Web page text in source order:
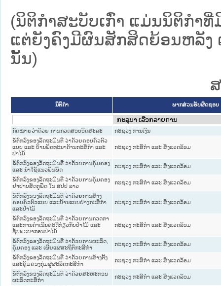
(ນິຕິກໍາສະບັບເກົ່າ ແມ່ນນິຕິກໍາ
ແຕ່ຍັງຄົງມີຜົນສັກສິດຍ້ອນຫລັງ
ນັ້ນ)
ນິຕິກໍາ ພາກສ່ວນຮັບຜິດຊອບ
ກົດໝາຍວ່າດ້ວຍ ການກວດສອບອິດສະລະ
ກະຊວງ ການເງິນ
ຂໍ້ຕົກລົງຂອງລັດຖະມົນຕີ ວ່າດ້ວຍຄອບຄົວຕົວ
ແບບ ແລະ ບ້ານພັດທະນາດ້ານກະສິກໍາ ແລະ
ປ່າໄມ້
ກະຊວງ ກະສິກຳ ແລະ ສິ່ງແວດລ້ອມ
ຂໍ້ຕົກລົງຂອງລັດຖະມົນຕີ ວ່າດ້ວຍການຄຸ້ມຄອງ
ແລະ ນໍາໃຊ້ແນວພັນພືດ
ກະຊວງ ກະສິກຳ ແລະ ສິ່ງແວດລ້ອມ
ຂໍ້ຕົກລົງຂອງລັດຖະມົນຕີ ວ່າດ້ວຍການຄຸ້ມຄອງ
ຢາປາບສັດຕູພືດ ໃນ ສປປ ລາວ
ກະຊວງ ກະສິກຳ ແລະ ສິ່ງແວດລ້ອມ
ຂໍ້ຕົກລົງຂອງລັດຖະມົນຕີ ວ່າດ້ວຍການສ້າງ
ຄອບຄົວຕົວແບບ ແລະບ້ານແບບຢ່າງກະສິກໍາ
ແລະປ່າໄມ້
ກະຊວງ ກະສິກຳ ແລະ ສິ່ງແວດລ້ອມ
ຂໍ້ຕົກລົງຂອງລັດຖະມົນຕີ ວ່າດ້ວຍການກວດກາ
ແລະການດໍາເນີນຄະດີກ່ຽວກັບປ່າໄມ້ ແລະ
ຊັບພະຍາກອນປ່າໄມ້
ກະຊວງ ກະສິກຳ ແລະ ສິ່ງແວດລ້ອມ
ຂໍ້ຕົກລົງຂອງລັດຖະມົນຕີ ວ່າດ້ວຍການຜະລິດ,
ຄຸ້ມຄອງ ແລະ ເຜີຍແຜ່ສະຖິຕິກະສິກໍາ
ກະຊວງ ກະສິກຳ ແລະ ສິ່ງແວດລ້ອມ
ຂໍ້ຕົກລົງຂອງລັດຖະມົນຕີ ວ່າດ້ວຍການສ້າງຕັັ້ງ
ແລະຄຸ້ມຄອງກຸ່ມຜູ່ຜະລິດກະສິກໍາ
ກະຊວງ ກະສິກຳ ແລະ ສິ່ງແວດລ້ອມ
ຂໍ້ຕົກລົງຂອງລັດຖະມົນຕີ ວ່າດ້ວຍສະຫະກອນ
ຜະລິດກະສິກໍາ
ກະຊວງ ກະສິກຳ ແລະ ສິ່ງແວດລ້ອມ